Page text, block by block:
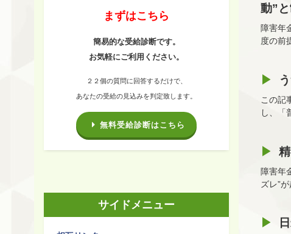
動”
障害年
度の前
この記
し、「
障害年
ズレ”
まずはこちら
簡易的な受給診断です。
お気軽にご利用ください。
２２個の質問に回答するだけで、
あなたの受給の見込みを判定致します。
無料受給診断はこちら
サイドメニュー